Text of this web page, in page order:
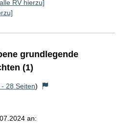
RV hierzu]
grundlegende
(1)
- 28 Seiten)
an: